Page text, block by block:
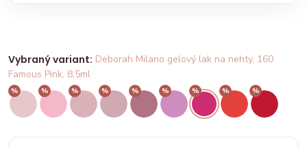
Vybraný variant: Deborah Milano gelový lak na nehty, 160
Famous Pink, 8,5ml
% % % % % % % % %